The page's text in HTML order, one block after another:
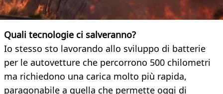
Quali tecnologie ci salveranno?
Io stesso sto lavorando allo sviluppo di batterie
per le autovetture che percorrono 500 chilometri
ma richiedono una carica molto più rapida,
paragonabile a quella che permette oggi di